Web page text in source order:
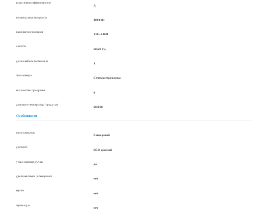
класс энергоэффективности
A
номинальная мощность
3000 Вт
напряжение питания
220~240В
частота
50/60 Гц
длина кабеля питания, м
1
тип штекера
Сетевая евровилка
количество программ
9
диапазон температур (градусы)
50/250
Особенности
программатор
Сенсорный
дисплей
LCD дисплей
утапливаемые ручки
да
двойная лампа (освещение)
нет
вертел
нет
термощуп
нет